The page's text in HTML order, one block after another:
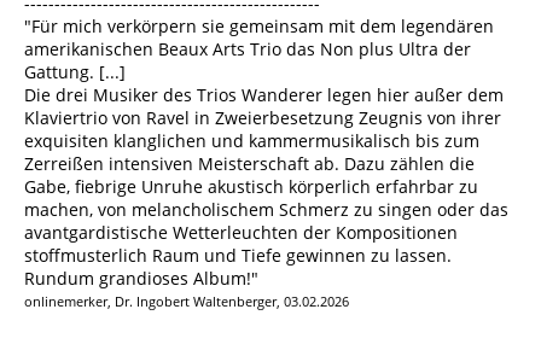
"Für mich verkörpern sie gemeinsam mit dem legendären
amerikanischen Beaux Arts Trio das Non plus Ultra der
Gattung. [...]
Die drei Musiker des Trios Wanderer legen hier außer dem
Klaviertrio von Ravel in Zweierbesetzung Zeugnis von ihrer
exquisiten klanglichen und kammermusikalisch bis zum
Zerreißen intensiven Meisterschaft ab. Dazu zählen die
Gabe, fiebrige Unruhe akustisch körperlich erfahrbar zu
machen, von melancholischem Schmerz zu singen oder das
avantgardistische Wetterleuchten der Kompositionen
stoffmusterlich Raum und Tiefe gewinnen zu lassen.
Rundum grandioses Album!"
onlinemerker, Dr. Ingobert Waltenberger, 03.02.2026